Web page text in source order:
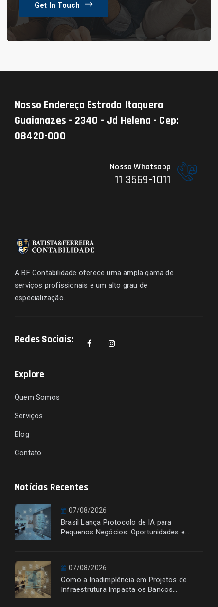
Get In Touch
Nosso Endereço Estrada Itaquera
Guaianazes - 2340 - Jd Helena - Cep:
08420-000
Nosso Whatsapp
11 3569-1011
A BF Contabilidade oferece uma ampla gama de
serviços profissionais e um alto grau de
especialização.
Redes Sociais:
Explore
Quem Somos
Serviços
Blog
Contato
Notícias Recentes
07/08/2026
Brasil Lança Protocolo de IA para
Pequenos Negócios: Oportunidades e
07/08/2026
Como a Inadimplência em Projetos de
Infraestrutura Impacta os Bancos